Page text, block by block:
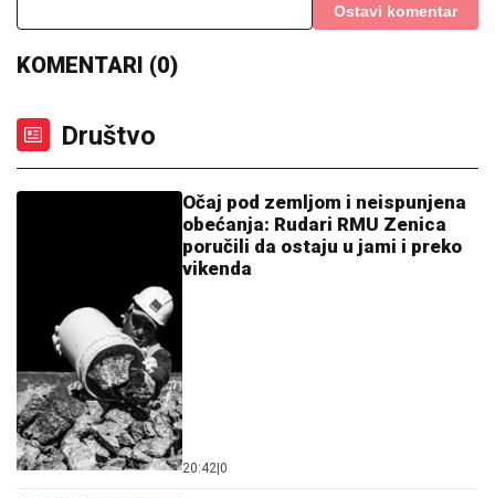
Ostavi komentar
KOMENTARI (0)
Društvo
Očaj pod zemljom i neispunjena
obećanja: Rudari RMU Zenica
poručili da ostaju u jami i preko
vikenda
20:42 0